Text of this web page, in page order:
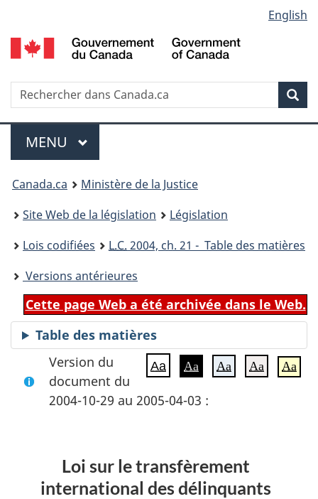
au
contenu
propos
de
la
HTML
simplifiée
selection
English
Recherche
Menu
MENU PRINCIPAL
You
are
here:
Canada.ca
Ministère de la Justice
Site Web de la législation
Législation
Lois codifiées
L.C. 2004, ch. 21 - Table des matières
Versions antérieures
Cette page Web a été archivée dans le Web.
Table des matières
Aa Aa Aa Aa Aa
Version du
document du
2004-10-29 au 2005-04-03 :
Loi sur le transfèrement
international des délinquants